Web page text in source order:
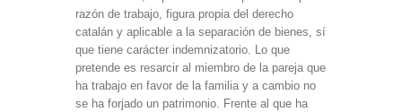
razón de trabajo, figura propia del derecho
catalán y aplicable a la separación de bienes, sí
que tiene carácter indemnizatorio. Lo que
pretende es resarcir al miembro de la pareja que
ha trabajo en favor de la familia y a cambio no
se ha forjado un patrimonio. Frente al que ha